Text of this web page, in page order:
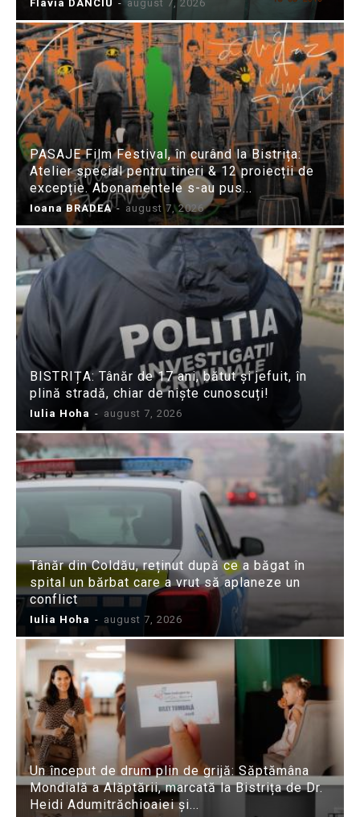
Flavia DANCIU - august 7, 2026
PASAJE Film Festival, în curând la Bistrița:
Atelier special pentru tineri & 12 proiecții de
excepție. Abonamentele s-au pus...
Ioana BRADEA - august 7, 2026
BISTRIȚA: Tânăr de 17 ani, bătut și jefuit, în
plină stradă, chiar de niște cunoscuți!
Iulia Hoha - august 7, 2026
Tânăr din Coldău, reținut după ce a băgat în
spital un bărbat care a vrut să aplaneze un
conflict
Iulia Hoha - august 7, 2026
Un început de drum plin de grijă: Săptămâna
Mondială a Alăptării, marcată la Bistrița de Dr.
Heidi Adumitrăchioaiei și...